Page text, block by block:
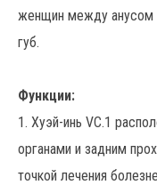
женщин между анусом
губ.
Функции:
1. Хуэй-инь VC.1
органами и задним
точкой лечения